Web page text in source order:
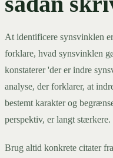
At identificere synsvinklen
forklare, hvad synsvinklen
konstaterer 'der er indre
analyse, der forklarer, at
bestemt karakter og
perspektiv, er langt stærkere.
Brug altid konkrete citater